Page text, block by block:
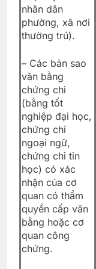
nhân dân
phường, xã nơi
thường trú).
– Các bản sao
văn bằng
chứng chỉ
(bằng tốt
nghiệp đại học,
chứng chỉ
ngoại ngữ,
chứng chỉ tin
học) có xác
nhận của cơ
quan có thẩm
quyền cấp văn
bằng hoặc cơ
quan công
chứng.